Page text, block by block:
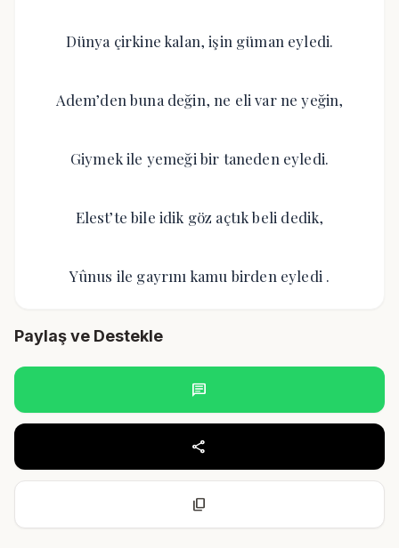
Dünya çirkine kalan, işin güman eyledi.
Adem’den buna değin, ne eli var ne yeğin,
Giymek ile yemeği bir taneden eyledi.
Elest’te bile idik göz açtık beli dedik,
Yûnus ile gayrını kamu birden eyledi .
Paylaş ve Destekle
chat
share
content_copy